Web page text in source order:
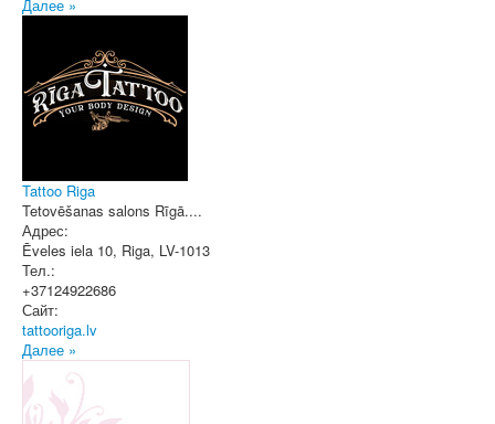
Далее »
Tattoo Riga
Tetovēšanas salons Rīgā....
Адрес:
Ēveles iela 10, Riga, LV-1013
Тел.:
+37124922686
Сайт:
tattooriga.lv
Далее »